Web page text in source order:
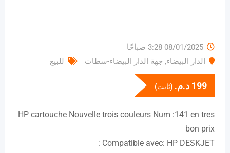
08/01/2025 3:28 صباحًا
الدار البيضاء, جهة الدار البيضاء-سطات للبيع
199 د.م. (ثابت)
HP cartouche Nouvelle trois couleurs Num :141 en tres
bon prix
Compatible avec: HP DESKJET :